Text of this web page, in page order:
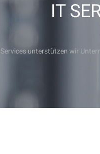
IT
unterstützen wir